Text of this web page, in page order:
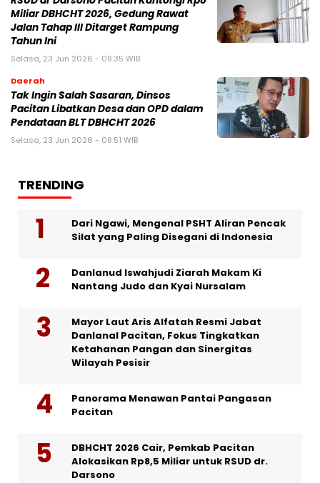
Miliar DBHCHT 2026, Gedung Rawat
Jalan Tahap III Ditarget Rampung
Tahun Ini
Selasa, 23 Jun 2026 - 09:35 WIB
Daerah
Tak Ingin Salah Sasaran, Dinsos
Pacitan Libatkan Desa dan OPD dalam
Pendataan BLT DBHCHT 2026
Selasa, 23 Jun 2026 - 08:51 WIB
TRENDING
Dari Ngawi, Mengenal PSHT Aliran Pencak
Silat yang Paling Disegani di Indonesia
Danlanud Iswahjudi Ziarah Makam Ki
Nantang Judo dan Kyai Nursalam
Mayor Laut Aris Alfatah Resmi Jabat
Danlanal Pacitan, Fokus Tingkatkan
Ketahanan Pangan dan Sinergitas
Wilayah Pesisir
Panorama Menawan Pantai Pangasan
Pacitan
DBHCHT 2026 Cair, Pemkab Pacitan
Alokasikan Rp8,5 Miliar untuk RSUD dr.
Darsono